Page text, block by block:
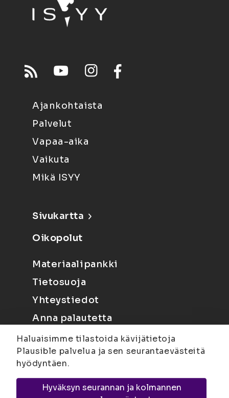
Ajankohtaista
Palvelut
Vapaa-aika
Vaikuta
Mikä ISYY
Sivukartta
Oikopolut
Materiaalipankki
Tietosuoja
Yhteystiedot
Anna palautetta
Joensuu Suvantokatu 6, 80100 Joensuu |
Haluaisimme tilastoida kävijätietoja
Plausible palvelua ja sen seurantaevästeitä
hyödyntäen.
Hyväksyn seurannan ja kolmannen